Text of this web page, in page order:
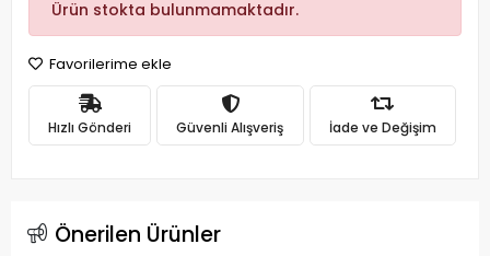
Ürün stokta bulunmamaktadır.
Favorilerime ekle
Hızlı Gönderi Güvenli Alışveriş İade ve Değişim
Önerilen Ürünler